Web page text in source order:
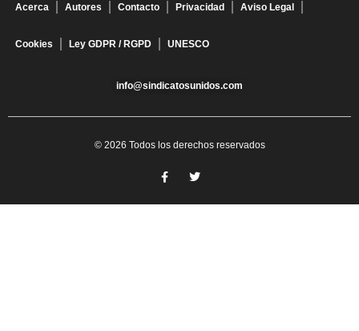
Acerca Autores Contacto Privacidad Aviso Legal
Cookies Ley GDPR / RGPD UNESCO
info@sindicatosunidos.com
© 2026 Todos los derechos reservados